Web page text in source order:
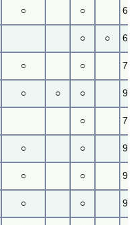
○ ○
○ ○
○ ○
○ ○ ○
○
○ ○
○ ○
○ ○